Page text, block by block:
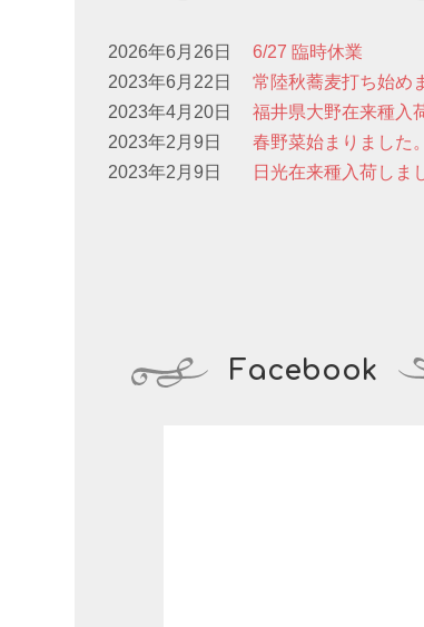
2026年6月26日
6/27 臨時休業
2023年6月22日
常陸秋蕎麦打ち始め
2023年4月20日
福井県大野在来種入
2023年2月9日
春野菜始まりました。
2023年2月9日
日光在来種入荷しま
Facebook